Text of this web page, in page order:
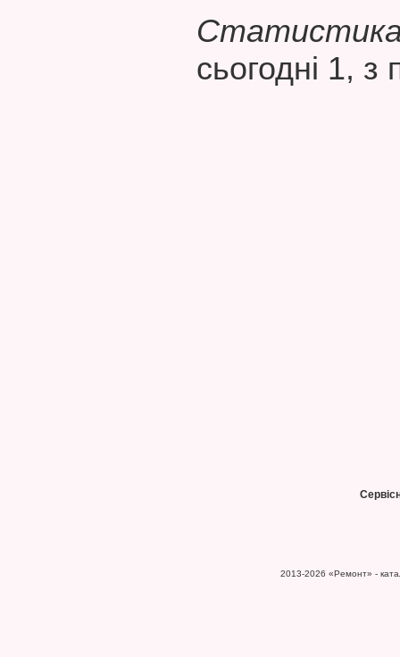
Статистика
сьогодні 1, з
2013-2026 «Ремонт» -